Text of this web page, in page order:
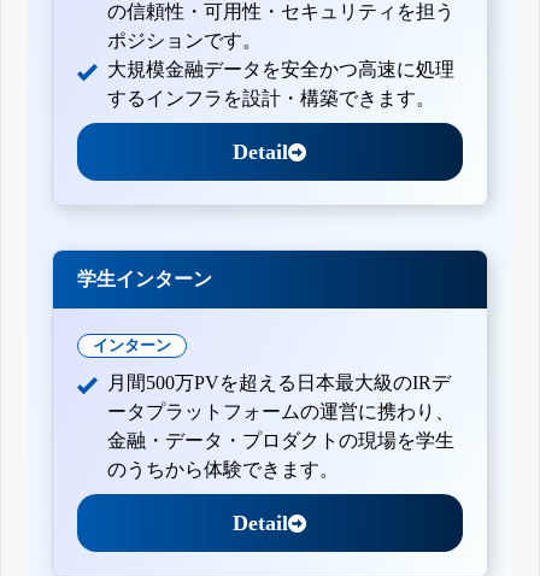
の信頼性・可用性・セキュリティを担う
ポジションです。
大規模金融データを安全かつ高速に処理
するインフラを設計・構築できます。
Detail
学生インターン
インターン
月間500万PVを超える日本最大級のIRデ
ータプラットフォームの運営に携わり、
金融・データ・プロダクトの現場を学生
のうちから体験できます。
Detail